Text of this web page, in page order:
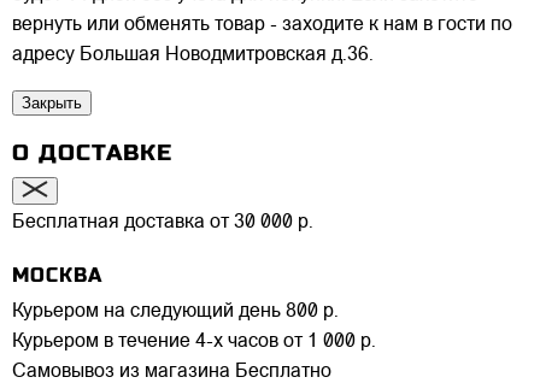
вернуть или обменять товар - заходите к нам в гости по
адресу Большая Новодмитровская д.36.
Закрыть
О ДОСТАВКЕ
Бесплатная доставка от 30 000 р.
МОСКВА
Курьером на следующий день 800 р.
Курьером в течение 4-х часов от 1 000 р.
Самовывоз из магазина Бесплатно